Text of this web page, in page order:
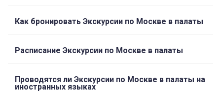
Как бронировать Экскурсии по Москве в палаты
Расписание Экскурсии по Москве в палаты
Проводятся ли Экскурсии по Москве в палаты на
иностранных языках